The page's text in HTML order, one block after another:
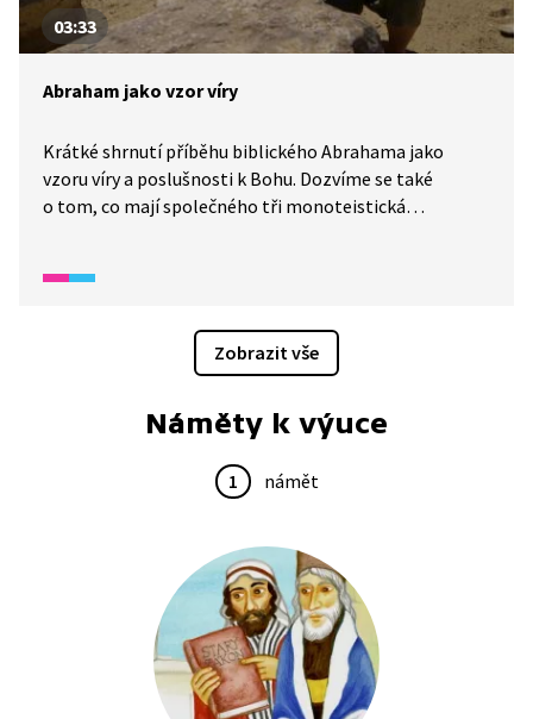
03:33
Abraham jako vzor víry
Krátké shrnutí příběhu biblického Abrahama jako
vzoru víry a poslušnosti k Bohu. Dozvíme se také
o tom, co mají společného tři monoteistická
znamená víra a co je její podstatou? I to se dozvíme.
Zobrazit vše
Náměty k výuce
1 námět